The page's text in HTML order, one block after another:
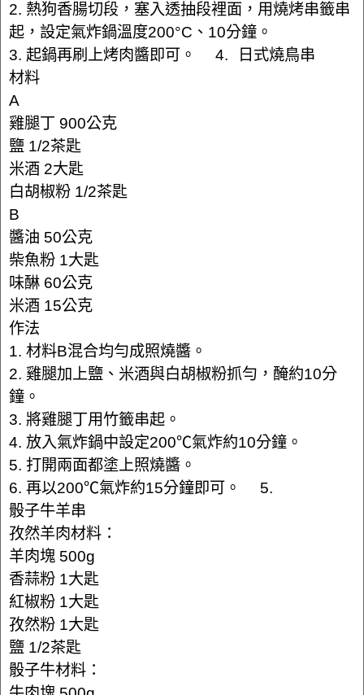
2. 熱狗香腸切段，塞入透抽段裡面，用燒烤串籤串
起，設定氣炸鍋溫度200°C、10分鐘。
3. 起鍋再刷上烤肉醬即可。 4. 日式燒鳥串
材料
A
雞腿丁 900公克
鹽 1/2茶匙
米酒 2大匙
白胡椒粉 1/2茶匙
B
醬油 50公克
柴魚粉 1大匙
味醂 60公克
米酒 15公克
作法
1. 材料B混合均勻成照燒醬。
2. 雞腿加上鹽、米酒與白胡椒粉抓勻，醃約10分
鐘。
3. 將雞腿丁用竹籤串起。
4. 放入氣炸鍋中設定200℃氣炸約10分鐘。
5. 打開兩面都塗上照燒醬。
6. 再以200℃氣炸約15分鐘即可。 5.
骰子牛羊串
孜然羊肉材料：
羊肉塊 500g
香蒜粉 1大匙
紅椒粉 1大匙
孜然粉 1大匙
鹽 1/2茶匙
骰子牛材料：